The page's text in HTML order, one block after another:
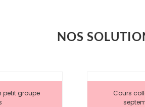
NOS
petit groupe
Cours